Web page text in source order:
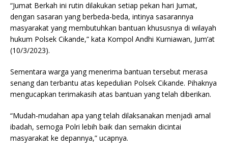
“Jumat Berkah ini rutin dilakukan setiap pekan hari Jumat,
dengan sasaran yang berbeda-beda, intinya sasarannya
masyarakat yang membutuhkan bantuan khususnya di wilayah
hukum Polsek Cikande,” kata Kompol Andhi Kurniawan, Jum’at
(10/3/2023).
Sementara warga yang menerima bantuan tersebut merasa
senang dan terbantu atas kepedulian Polsek Cikande. Pihaknya
mengucapkan terimakasih atas bantuan yang telah diberikan.
“Mudah-mudahan apa yang telah dilaksanakan menjadi amal
ibadah, semoga Polri lebih baik dan semakin dicintai
masyarakat ke depannya,” ucapnya.